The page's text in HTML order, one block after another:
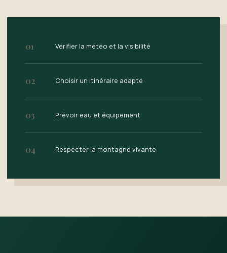
01 Vérifier la météo et la visibilité
02 Choisir un itinéraire adapté
03 Prévoir eau et équipement
04 Respecter la montagne vivante